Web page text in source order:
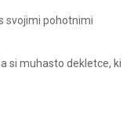
svojimi pohotnimi
si muhasto dekletce, ki